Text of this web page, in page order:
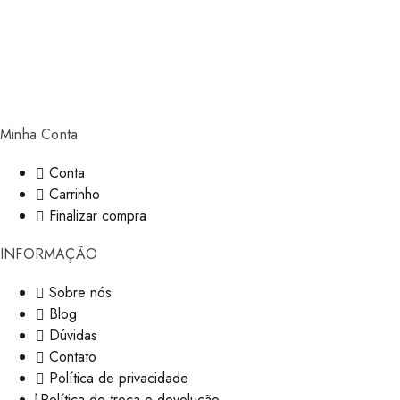
Minha Conta
Conta
Carrinho
Finalizar compra
INFORMAÇÃO
Sobre nós
Blog
Dúvidas
Contato
Política de privacidade